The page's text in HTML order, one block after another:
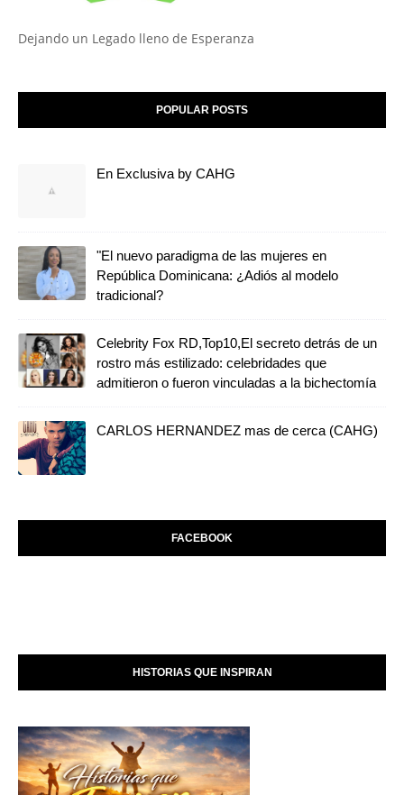
Dejando un Legado lleno de Esperanza
POPULAR POSTS
En Exclusiva by CAHG
"El nuevo paradigma de las mujeres en
República Dominicana: ¿Adiós al modelo
tradicional?
Celebrity Fox RD,Top10,El secreto detrás de un
rostro más estilizado: celebridades que
admitieron o fueron vinculadas a la bichectomía
CARLOS HERNANDEZ mas de cerca (CAHG)
FACEBOOK
HISTORIAS QUE INSPIRAN